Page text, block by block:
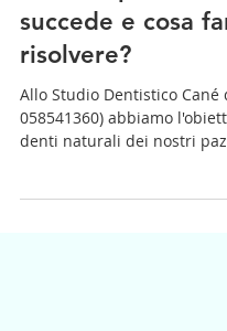
La perdita di un
evento
succede e cosa
risolvere?
Allo Studio Dentistico Cané